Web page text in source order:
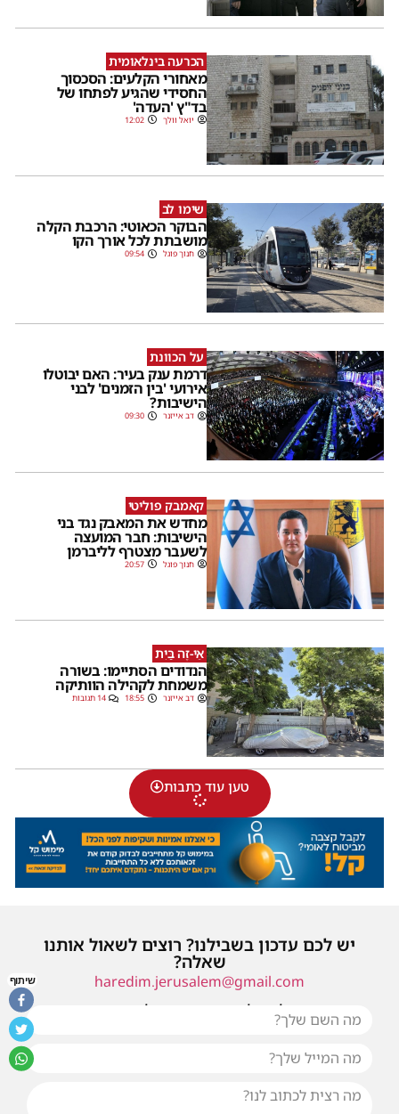
הכרעה בינלאומית
מאחורי הקלעים: הסכסוך
החסידי שהגיע לפתחו של
בד"ץ 'העדה'
יואל וולך 12:02
שימו לב
הבוקר הכאוטי: הרכבת הקלה
מושבתת לכל אורך הקו
חנוך פוגל 09:54
על הכוונת
דרמת ענק בעיר: האם יבוטלו
אירועי 'בין הזמנים' לבני
הישיבות?
דב אייזנר 09:30
קאמבק פוליטי
מחדש את המאבק נגד בני
הישיבות: חבר המועצה
לשעבר מצטרף לליברמן
חנוך פוגל 20:57
אֵי-זֶה בַּיִת
הנדודים הסתיימו: בשורה
משמחת לקהילה הוותיקה
דב אייזנר 18:55 14 תגובות
טען עוד כתבות
יש לכם עדכון בשבילנו? רוצים לשאול אותנו
שאלה?
haredim.jerusalem@gmail.com
או שילחו אלינו פנייה ונחזור אליכם בהקדם
שיתוף